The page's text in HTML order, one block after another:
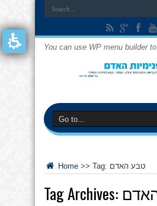
You can use WP menu builder
Home >> Tag: טבע האדם
Tag Archives: